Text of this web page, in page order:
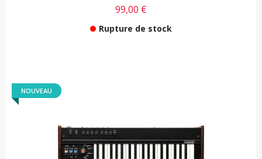
99,00 €
Rupture de stock
NOUVEAU